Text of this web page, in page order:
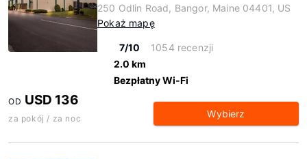
250 Odlin Road, Bangor, Maine 04401, US
Pokaż mapę
7/10
1054 recenzji
2.0 km
Bezpłatny Wi-Fi
OD USD 136
za pokój / za noc Wybierz